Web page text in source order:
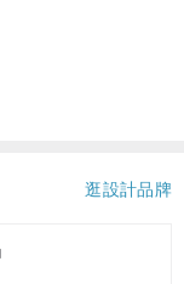
逛設計品牌